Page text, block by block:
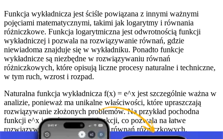
Funkcja wykładnicza jest ściśle powiązana z innymi ważnymi
pojęciami matematycznymi, takimi jak logarytmy i równania
różniczkowe. Funkcja logarytmiczna jest odwrotnością funkcji
wykładniczej i pozwala na rozwiązywanie równań, gdzie
niewiadoma znajduje się w wykładniku. Ponadto funkcje
wykładnicze są niezbędne w rozwiązywaniu równań
różniczkowych, które opisują liczne procesy naturalne i techniczne,
w tym ruch, wzrost i rozpad.
Naturalna funkcja wykładnicza f(x) = e^x jest szczególnie ważna w
analizie, ponieważ ma unikalne właściwości, które upraszczają
rozwiązywanie złożonych problemów. Na przykład pochodna
funkcji e^x jest równa samej funkcji, co pozwala na łatwe
rozwiązywanie niektórych typów równań różniczkowych.